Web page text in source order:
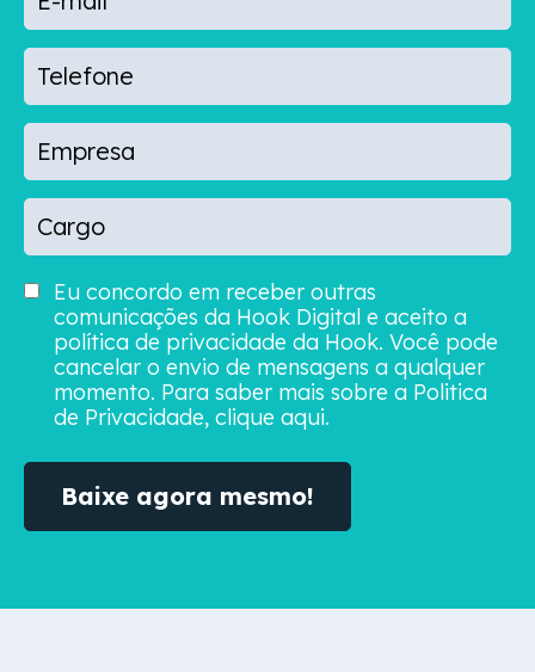
Eu concordo em receber outras
comunicações da Hook Digital e aceito a
política de privacidade da Hook. Você pode
cancelar o envio de mensagens a qualquer
momento. Para saber mais sobre a Politica
de Privacidade, clique aqui.